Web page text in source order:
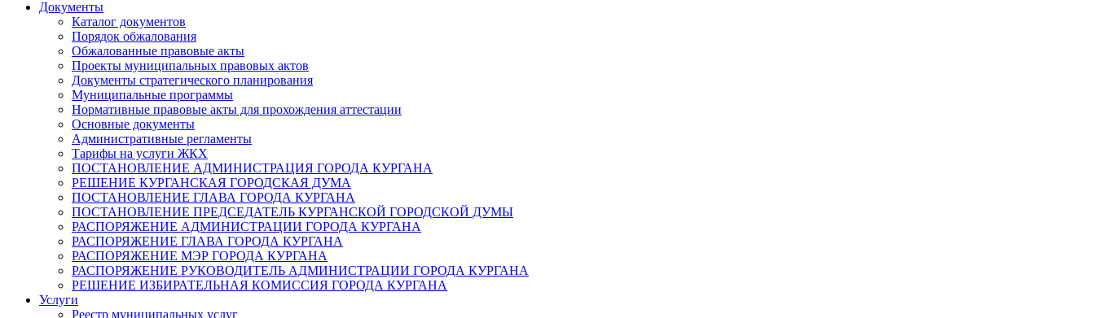
Документы
Каталог документов
Порядок обжалования
Обжалованные правовые акты
Проекты муниципальных правовых актов
Документы стратегического планирования
Муниципальные программы
Нормативные правовые акты для прохождения аттестации
Основные документы
Административные регламенты
Тарифы на услуги ЖКХ
ПОСТАНОВЛЕНИЕ АДМИНИСТРАЦИЯ ГОРОДА КУРГАНА
РЕШЕНИЕ КУРГАНСКАЯ ГОРОДСКАЯ ДУМА
ПОСТАНОВЛЕНИЕ ГЛАВА ГОРОДА КУРГАНА
ПОСТАНОВЛЕНИЕ ПРЕДСЕДАТЕЛЬ КУРГАНСКОЙ ГОРОДСКОЙ ДУМЫ
РАСПОРЯЖЕНИЕ АДМИНИСТРАЦИИ ГОРОДА КУРГАНА
РАСПОРЯЖЕНИЕ ГЛАВА ГОРОДА КУРГАНА
РАСПОРЯЖЕНИЕ МЭР ГОРОДА КУРГАНА
РАСПОРЯЖЕНИЕ РУКОВОДИТЕЛЬ АДМИНИСТРАЦИИ ГОРОДА КУРГАНА
РЕШЕНИЕ ИЗБИРАТЕЛЬНАЯ КОМИССИЯ ГОРОДА КУРГАНА
Услуги
Реестр муниципальных услуг